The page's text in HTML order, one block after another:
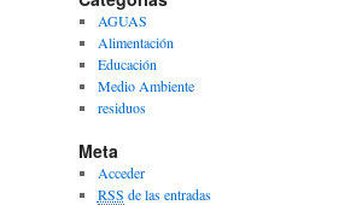
AGUAS
Alimentación
Educación
Medio Ambiente
residuos
Meta
Acceder
RSS de las entradas